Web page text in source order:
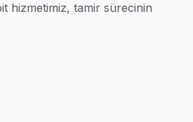
hizmetimiz, tamir sürecinin